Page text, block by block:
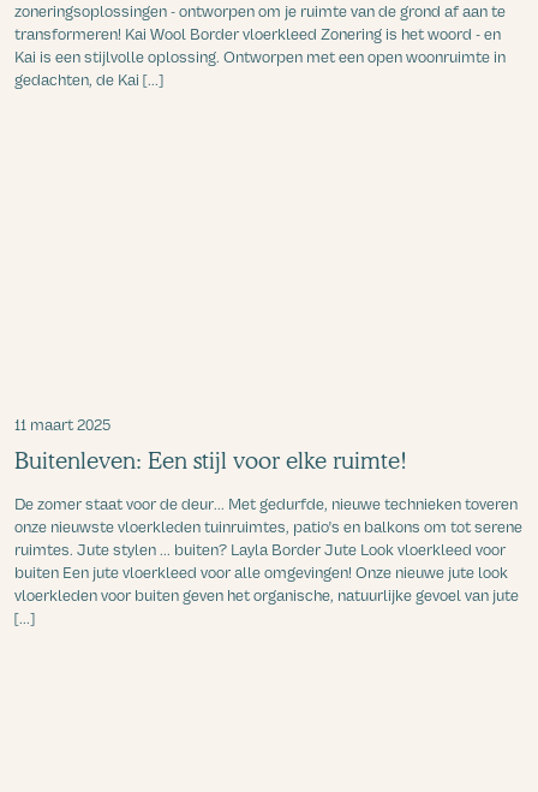
zoneringsoplossingen - ontworpen om je ruimte van de grond af aan te
transformeren! Kai Wool Border vloerkleed Zonering is het woord - en
Kai is een stijlvolle oplossing. Ontworpen met een open woonruimte in
gedachten, de Kai [...]
11 maart 2025
Buitenleven: Een stijl voor elke ruimte!
De zomer staat voor de deur... Met gedurfde, nieuwe technieken toveren
onze nieuwste vloerkleden tuinruimtes, patio's en balkons om tot serene
ruimtes. Jute stylen ... buiten? Layla Border Jute Look vloerkleed voor
buiten Een jute vloerkleed voor alle omgevingen! Onze nieuwe jute look
vloerkleden voor buiten geven het organische, natuurlijke gevoel van jute
[...]